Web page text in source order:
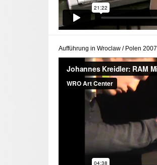
Aufführung in Wroclaw / Polen 2007